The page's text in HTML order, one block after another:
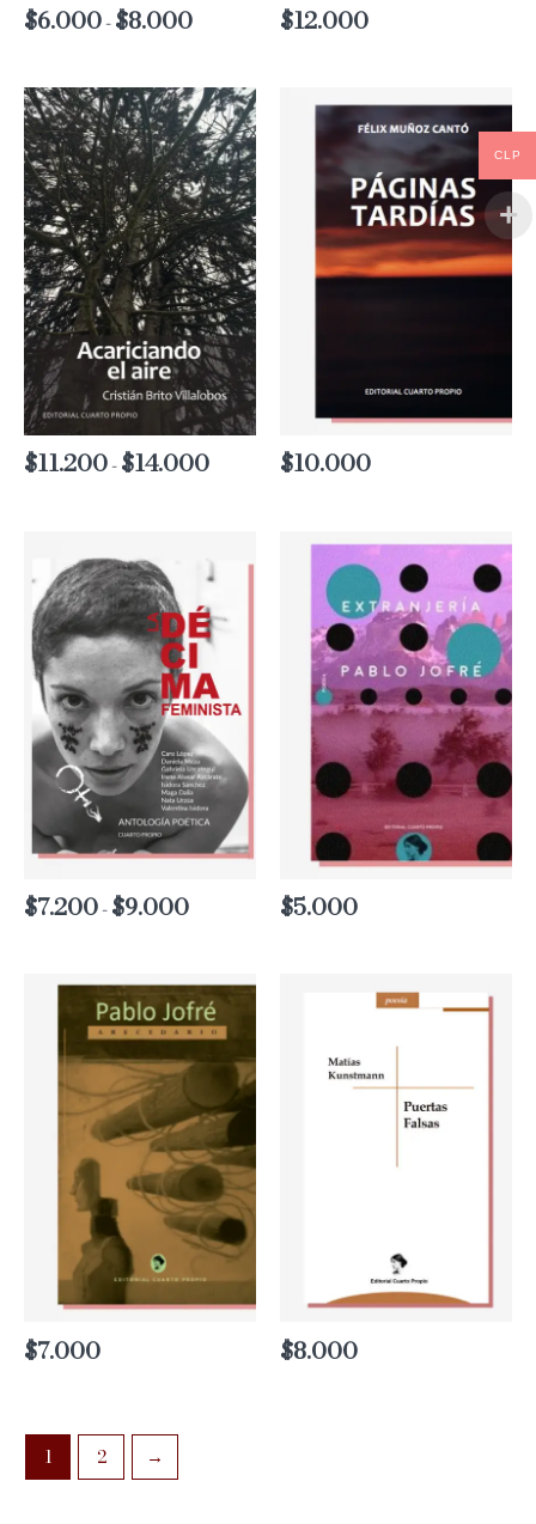
$6.000- $8.000Rango
$6.000
hasta
$8.000
$12.000
$11.200- $14.000Rango
hasta
$14.000
$10.000
$7.200- $9.000Rango
$7.200
hasta
$9.000
$5.000
$7.000 $8.000
1 2 →
CLP